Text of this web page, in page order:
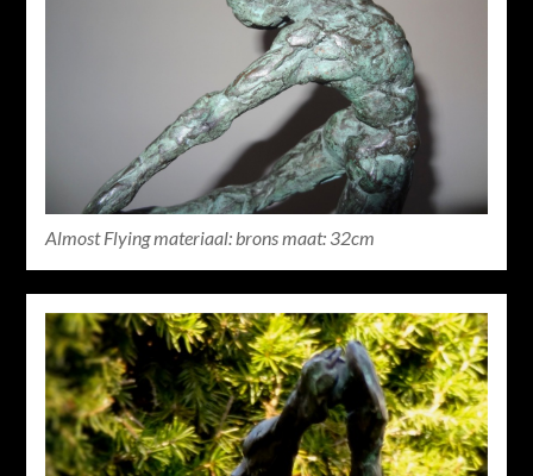
Almost Flying materiaal: brons maat: 32cm